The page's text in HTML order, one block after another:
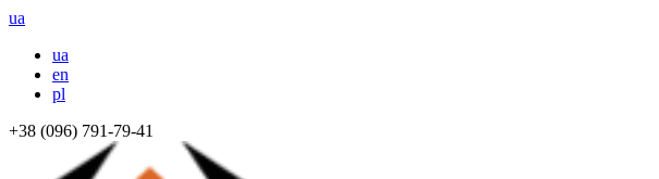
ua
ua
en
pl
+38 (096) 791-79-41